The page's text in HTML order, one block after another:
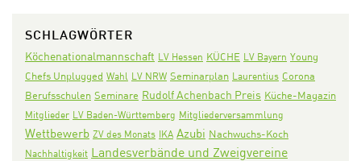
SCHLAGWÖRTER
Köchenationalmannschaft LV Hessen KÜCHE LV Bayern Young
Chefs Unplugged Wahl LV NRW Seminarplan Laurentius Corona
Berufsschulen Seminare Rudolf Achenbach Preis Küche-Magazin
Mitglieder LV Baden-Württemberg Mitgliederversammlung
Wettbewerb ZV des Monats IKA Azubi Nachwuchs-Koch
Nachhaltigkeit Landesverbände und Zweigvereine